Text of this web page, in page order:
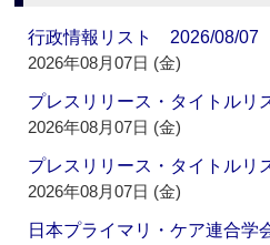
行政情報リスト 2026/08/07
2026年08月07日 (金)
プレスリリース・タイトル
2026年08月07日 (金)
プレスリリース・タイトル
2026年08月07日 (金)
日本プライマリ・ケア連合